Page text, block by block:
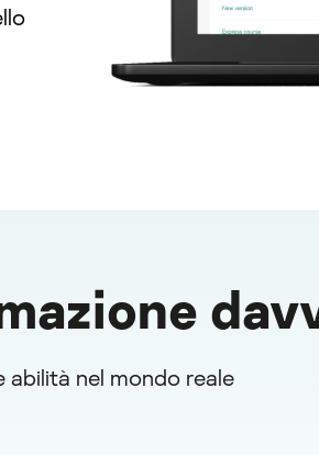
abilità nel mondo reale